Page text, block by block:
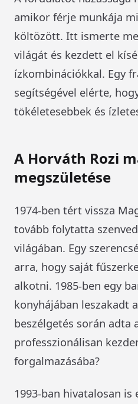
amikor férje munkája
költözött. Itt ismerte
világát és kezdett el
ízkombinációkkal. Egy
segítségével elérte,
tökéletesebbek és
A Horváth Rozi
megszületése
1974-ben tért vissza
tovább folytatta
világában. Egy
arra, hogy saját
alkotni. 1985-ben egy
konyhájában leszakadt
beszélgetés során adta
professzionálisan
forgalmazásába?
1993-ban hivatalosan